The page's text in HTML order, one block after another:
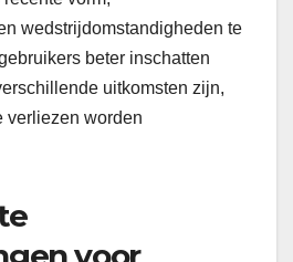
wedstrijdomstandigheden te
beter inschatten
uitkomsten zijn,
verliezen worden